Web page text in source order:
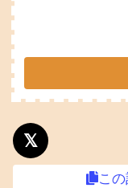
この